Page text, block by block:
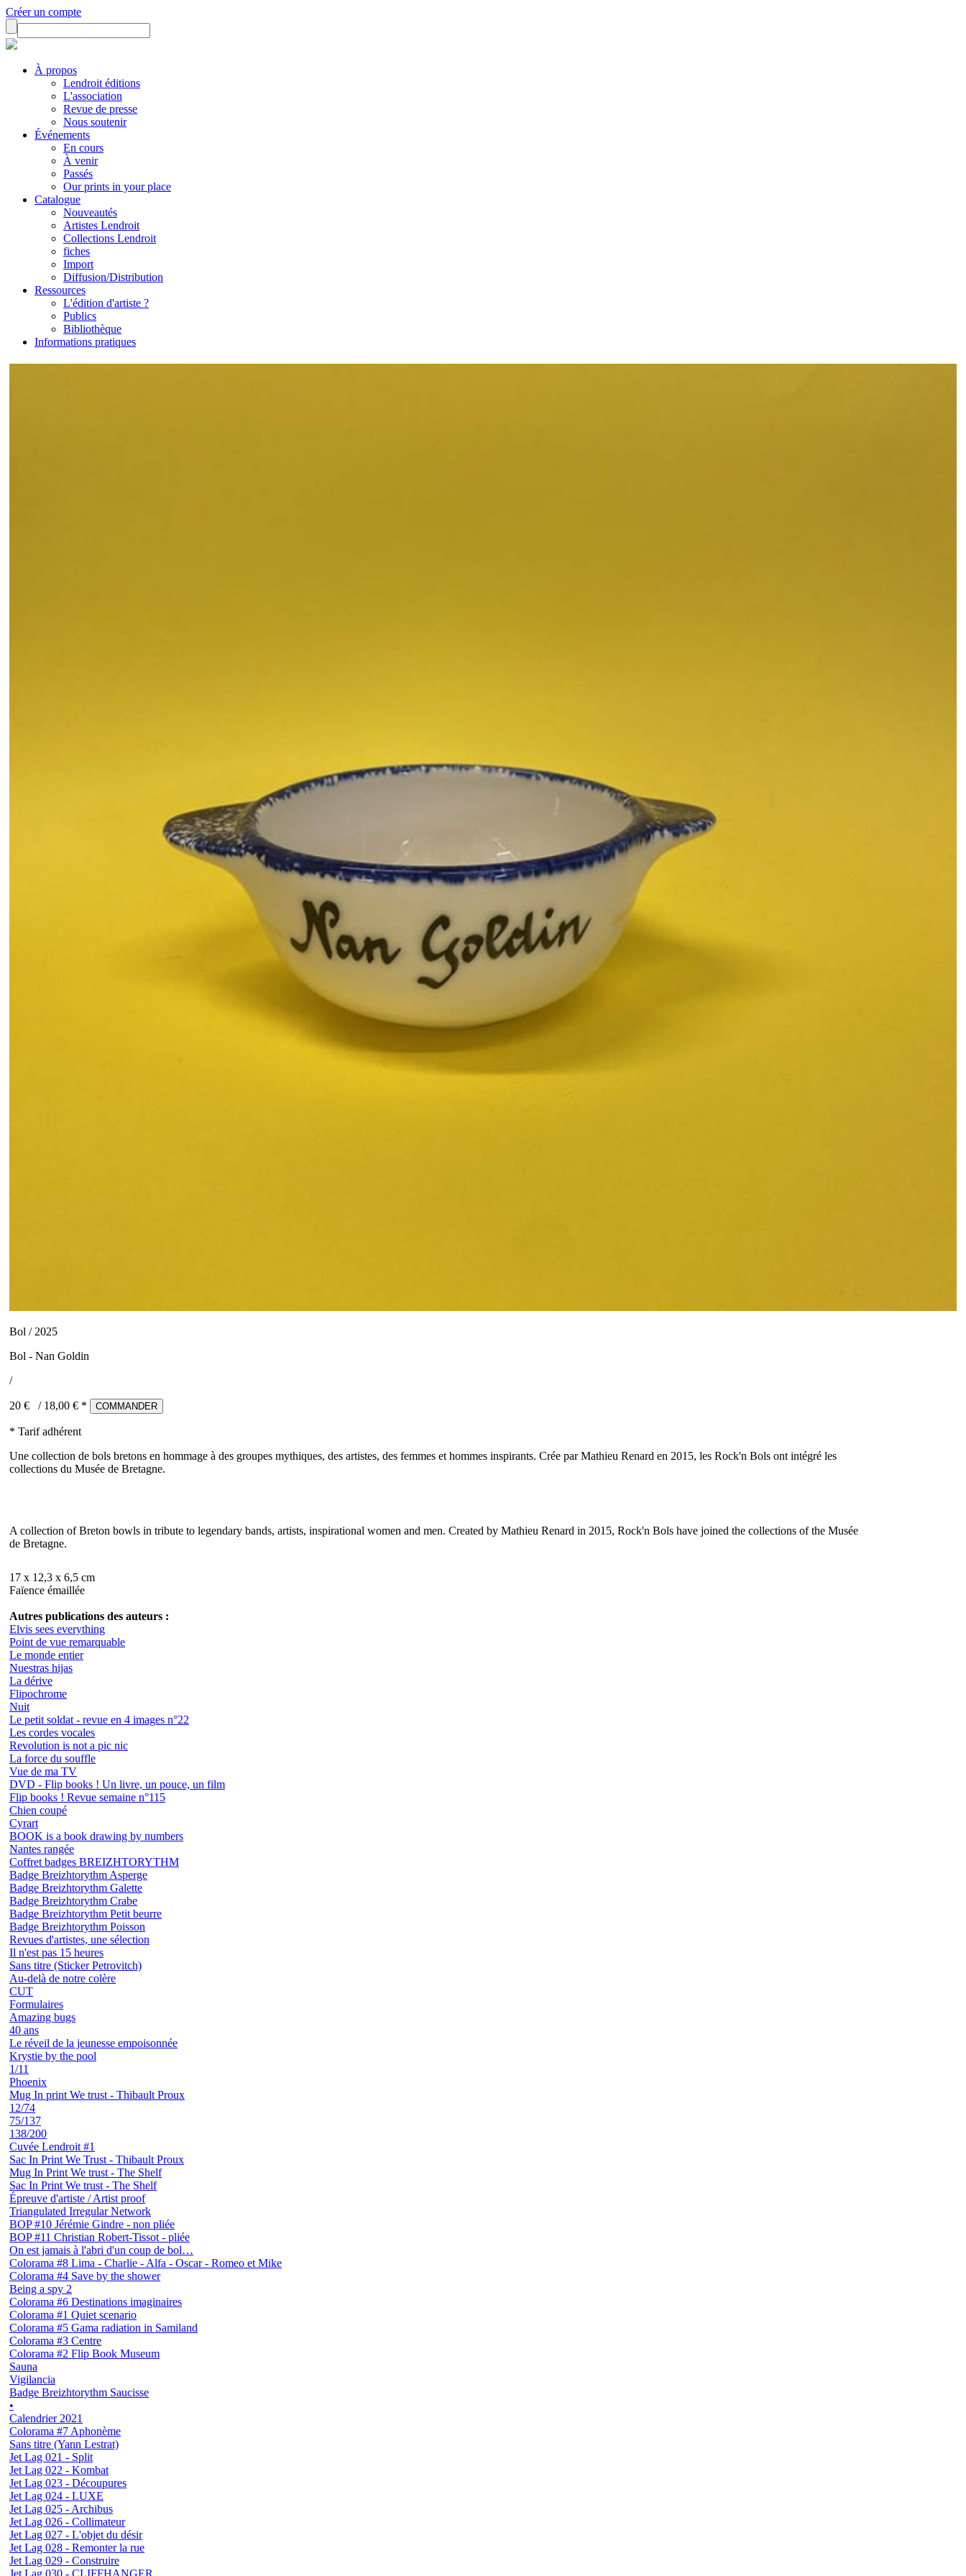
Créer un compte
À propos
Lendroit éditions
L'association
Revue de presse
Nous soutenir
Événements
En cours
À venir
Passés
Our prints in your place
Catalogue
Nouveautés
Artistes Lendroit
Collections Lendroit
fiches
Import
Diffusion/Distribution
Ressources
L'édition d'artiste ?
Publics
Bibliothèque
Informations pratiques
Bol / 2025
Bol - Nan Goldin
/
20 € / 18,00 € * COMMANDER
* Tarif adhérent
Une collection de bols bretons en hommage à des groupes mythiques, des artistes, des femmes et hommes inspirants. Crée par Mathieu Renard en 2015, les Rock'n Bols ont intégré les
collections du Musée de Bretagne.
A collection of Breton bowls in tribute to legendary bands, artists, inspirational women and men. Created by Mathieu Renard in 2015, Rock'n Bols have joined the collections of the Musée
de Bretagne.
17 x 12,3 x 6,5 cm
Faïence émaillée
Autres publications des auteurs :
Elvis sees everything
Point de vue remarquable
Le monde entier
Nuestras hijas
La dérive
Flipochrome
Nuit
Le petit soldat - revue en 4 images n°22
Les cordes vocales
Revolution is not a pic nic
La force du souffle
Vue de ma TV
DVD - Flip books ! Un livre, un pouce, un film
Flip books ! Revue semaine n°115
Chien coupé
Cyrart
BOOK is a book drawing by numbers
Nantes rangée
Coffret badges BREIZHTORYTHM
Badge Breizhtorythm Asperge
Badge Breizhtorythm Galette
Badge Breizhtorythm Crabe
Badge Breizhtorythm Petit beurre
Badge Breizhtorythm Poisson
Revues d'artistes, une sélection
Il n'est pas 15 heures
Sans titre (Sticker Petrovitch)
Au-delà de notre colère
CUT
Formulaires
Amazing bugs
40 ans
Le réveil de la jeunesse empoisonnée
Krystie by the pool
1/11
Phoenix
Mug In print We trust - Thibault Proux
12/74
75/137
138/200
Cuvée Lendroit #1
Sac In Print We Trust - Thibault Proux
Mug In Print We trust - The Shelf
Sac In Print We trust - The Shelf
Épreuve d'artiste / Artist proof
Triangulated Irregular Network
BOP #10 Jérémie Gindre - non pliée
BOP #11 Christian Robert-Tissot - pliée
On est jamais à l'abri d'un coup de bol…
Colorama #8 Lima - Charlie - Alfa - Oscar - Romeo et Mike
Colorama #4 Save by the shower
Being a spy 2
Colorama #6 Destinations imaginaires
Colorama #1 Quiet scenario
Colorama #5 Gama radiation in Samiland
Colorama #3 Centre
Colorama #2 Flip Book Museum
Sauna
Vigilancia
Badge Breizhtorythm Saucisse
•
Calendrier 2021
Colorama #7 Aphonème
Sans titre (Yann Lestrat)
Jet Lag 021 - Split
Jet Lag 022 - Kombat
Jet Lag 023 - Découpures
Jet Lag 024 - LUXE
Jet Lag 025 - Archibus
Jet Lag 026 - Collimateur
Jet Lag 027 - L'objet du désir
Jet Lag 028 - Remonter la rue
Jet Lag 029 - Construire
Jet Lag 030 - CLIFFHANGER